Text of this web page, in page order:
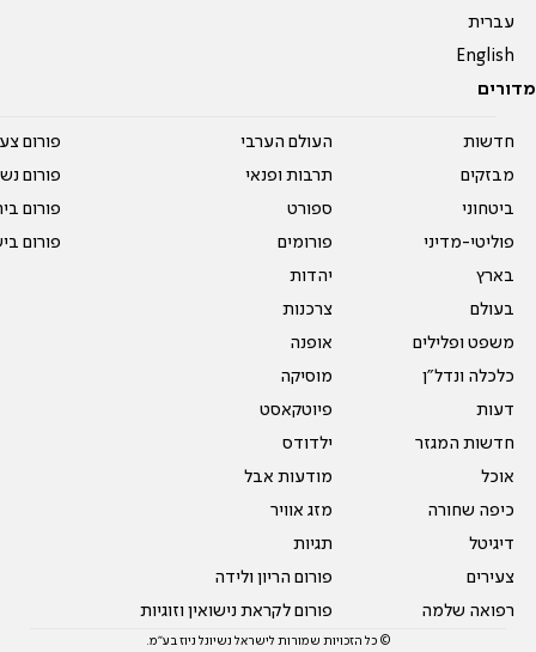
עברית
English
מדורים
חדשות
מבזקים
ביטחוני
פוליטי-מדיני
בארץ
בעולם
משפט ופלילים
כלכלה ונדל"ן
דעות
חדשות המגזר
אוכל
כיפה שחורה
דיגיטל
צעירים
רפואה שלמה
העולם הערבי
תרבות ופנאי
ספורט
פורומים
יהדות
צרכנות
אופנה
מוסיקה
פיוטקאסט
ילדודס
מודעות אבל
מזג אוויר
תגיות
פורום הריון ולידה
פורום לקראת נישואין וזוגיות
פורום
פורום
פורום
פורום
© כל הזכויות שמורות לישראל נשיונל ניוז בע"מ.